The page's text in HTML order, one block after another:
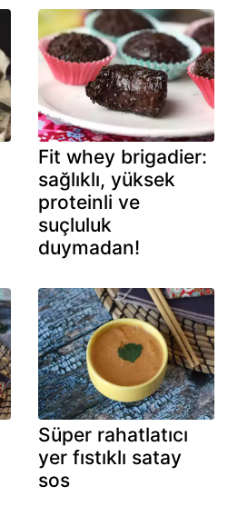
Fit whey brigadier:
sağlıklı, yüksek
proteinli ve
suçluluk
duymadan!
Süper rahatlatıcı
yer fıstıklı satay
sos